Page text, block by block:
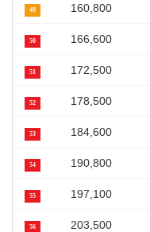
49 160,800
50 166,600
51 172,500
52 178,500
53 184,600
54 190,800
55 197,100
56 203,500